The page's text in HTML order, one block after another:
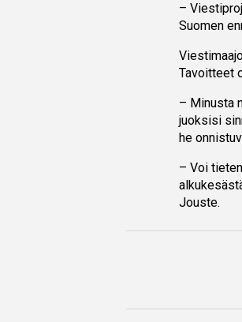
–
Suomen
Tavoitteet
– Minusta
juoksisi
he
– Voi
Jouste.